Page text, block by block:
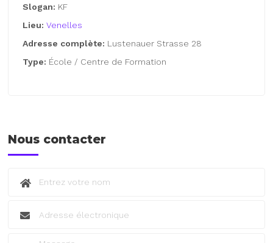
Slogan: KF
Lieu:Venelles
Adresse complète: Lustenauer Strasse 28
Type: École / Centre de Formation
Nous contacter